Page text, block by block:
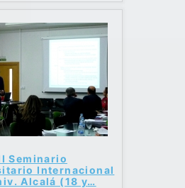
Seminario
Internacional
Alcalá (18 y…